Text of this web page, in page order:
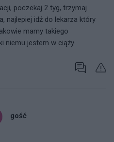
poczekaj 2 tyg, trzymaj
najlepiej idź do lekarza który
mamy takiego
niemu jestem w ciąży
gość